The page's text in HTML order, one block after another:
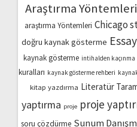
Araştırma Yöntemleri
araştırma Yöntemleri Chicago
doğru kaynak gösterme
kaynak gösterme intihalden kaçınma
kuralları kaynak gösterme rehberi
kitap yazdırma Literatür
yaptırma proje proje
soru çözdürme Sunum